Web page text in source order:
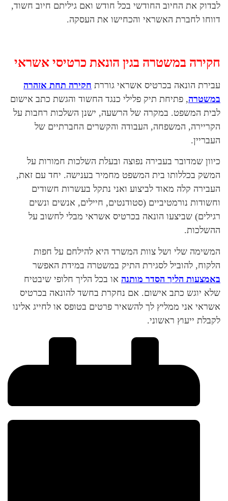
לבדוק את החיוב החודשי בכל חודש ואם גיליתם חיוב חשוד,
דווחו לחברת האשראי והכחישו את העסקה.
חקירה במשטרה בגין הונאת כרטיסי אשראי
עבירת הונאה בכרטיס אשראי גוררת חקירה תחת אזהרה
במשטרה, פתיחת תיק פלילי כנגד החשוד והגשת כתב אישום
לבית המשפט. במקרה של הרשעה, ישנן השלכות רחבות על
הקריירה, המשפחה, העבודה והקשרים החברתיים של
העבריין.
כיוון שמדובר בעבירה נפוצה ובעלת השלכות חמורות על
המשק בכללותו בית המשפט מחמיר בענישה. יחד עם זאת,
העבירה קלה מאוד לביצוע ואני נתקל בעשרות חשודים
וחשודות נורמטיביים (סטודנטים, חיילים, אנשים ונשים
רגילים) שביצעו הונאה בכרטיס אשראי מבלי לחשוב על
ההשלכות.
המשימה שלי ושל צוות המשרד היא להילחם על חפות
הלקוח, להוביל לסגירת התיק במשטרה במידת האפשר
באמצעות הליך הסדר מותנהאו בכל הליך חלופי שיבטיח
שלא יוגש כתב אישום. אם נחקרת בחשד להונאה בכרטיס
אשראי אני ממליץ לך להשאיר פרטים בטופס או לחייג אלינו
לקבלת ייעוץ ראשוני.